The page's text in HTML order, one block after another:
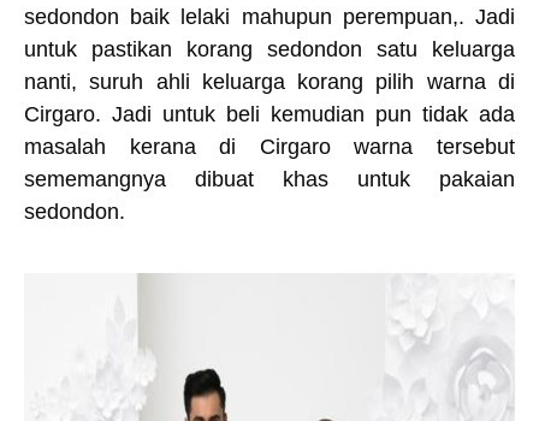
sedondon baik lelaki mahupun perempuan,. Jadi
untuk pastikan korang sedondon satu keluarga
nanti, suruh ahli keluarga korang pilih warna di
Cirgaro. Jadi untuk beli kemudian pun tidak ada
masalah kerana di Cirgaro warna tersebut
sememangnya dibuat khas untuk pakaian
sedondon.